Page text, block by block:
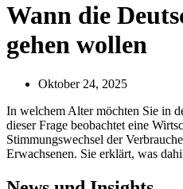
Wann die
gehen wollen
Oktober 24, 2025
In welchem Alter möchten Sie in
dieser Frage beobachtet eine
Stimmungswechsel der
Erwachsenen. Sie erklärt, was